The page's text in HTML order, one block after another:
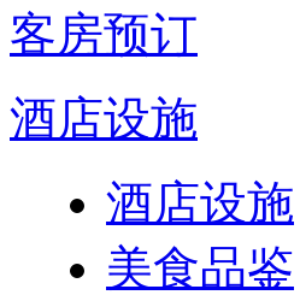
客房预订
酒店设施
酒店设施
美食品鉴